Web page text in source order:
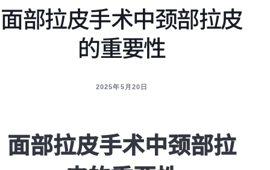
面部拉皮手术中颈部拉皮
的重要性
2025年5月20日
面部拉皮手术中颈部拉